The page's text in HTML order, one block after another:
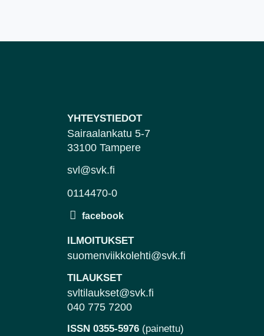
YHTEYSTIEDOT
Sairaalankatu 5-7
33100 Tampere
svl@svk.fi
0114470-0
ILMOITUKSET
suomenviikkolehti@svk.fi
TILAUKSET
svltilaukset@svk.fi
040 775 7200
ISSN 0355-5976 (painettu)